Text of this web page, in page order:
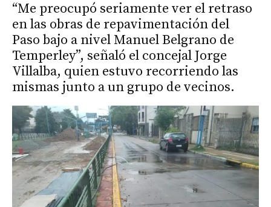
“Me preocupó seriamente ver el retraso
en las obras de repavimentación del
Paso bajo a nivel Manuel Belgrano de
Temperley”, señaló el concejal Jorge
Villalba, quien estuvo recorriendo las
mismas junto a un grupo de vecinos.